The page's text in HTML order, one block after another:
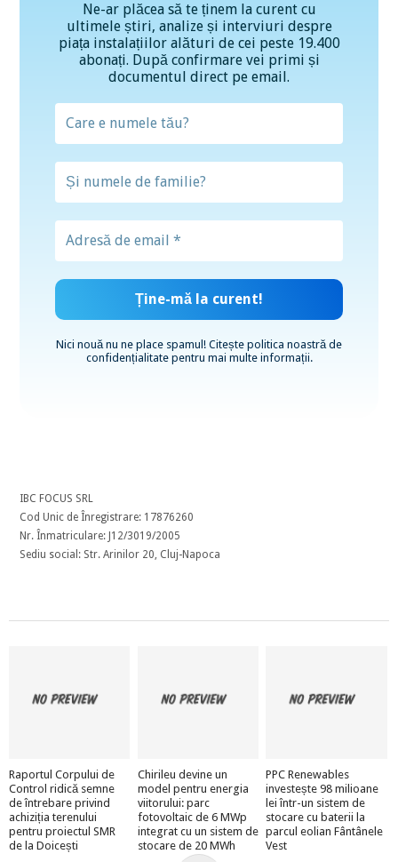
Ne-ar plăcea să te ținem la curent cu
ultimele știri, analize și interviuri despre
piața instalațiilor alături de cei peste 19.400
abonați. După confirmare vei primi și
documentul direct pe email.
Nici nouă nu ne place spamul! Citește politica noastră de
confidențialitatepentru mai multe informații.
IBC FOCUS SRL
Cod Unic de Înregistrare: 17876260
Nr. Înmatriculare: J12/3019/2005
Sediu social: Str. Arinilor 20, Cluj-Napoca
Raportul Corpului de
Control ridică semne
de întrebare privind
achiziția terenului
pentru proiectul SMR
de la Doicești
Chirileu devine un
model pentru energia
viitorului: parc
fotovoltaic de 6 MWp
integrat cu un sistem de
stocare de 20 MWh
PPC Renewables
investește 98 milioane
lei într-un sistem de
stocare cu baterii la
parcul eolian Fântânele
Vest